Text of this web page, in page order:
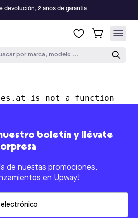
devolución, 2 años de garantía
por marca, modelo ...
is not a function
boletín y llévate
de nuestas promociones,
en Upway!